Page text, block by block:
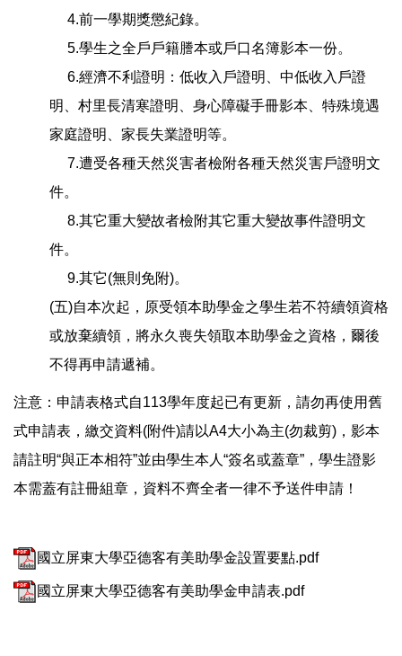
4.前一學期獎懲紀錄。
5.學生之全戶戶籍謄本或戶口名簿影本一份。
6.經濟不利證明：低收入戶證明、中低收入戶證
明、村里長清寒證明、身心障礙手冊影本、特殊境遇
家庭證明、家長失業證明等。
7.遭受各種天然災害者檢附各種天然災害戶證明文
件。
8.其它重大變故者檢附其它重大變故事件證明文
件。
9.其它(無則免附)。
(五)自本次起，原受領本助學金之學生若不符續領資格
或放棄續領，將永久喪失領取本助學金之資格，爾後
不得再申請遞補。
注意：申請表格式自113學年度起已有更新，請勿再使用舊
式申請表，繳交資料(附件)請以A4大小為主(勿裁剪)，影本
請註明“與正本相符”並由學生本人“簽名或蓋章”，學生證影
本需蓋有註冊組章，資料不齊全者一律不予送件申請！
國立屏東大學亞德客有美助學金設置要點.pdf
國立屏東大學亞德客有美助學金申請表.pdf